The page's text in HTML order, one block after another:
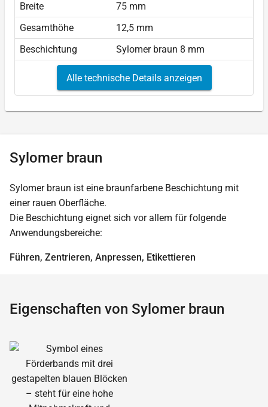
Breite
75 mm
Gesamthöhe
12,5 mm
Beschichtung
Sylomer braun 8 mm
Alle technische Details anzeigen
Sylomer braun
Sylomer braun ist eine braunfarbene Beschichtung mit
einer rauen Oberfläche.
Die Beschichtung eignet sich vor allem für folgende
Anwendungsbereiche:
Führen, Zentrieren, Anpressen, Etikettieren
Eigenschaften von Sylomer braun